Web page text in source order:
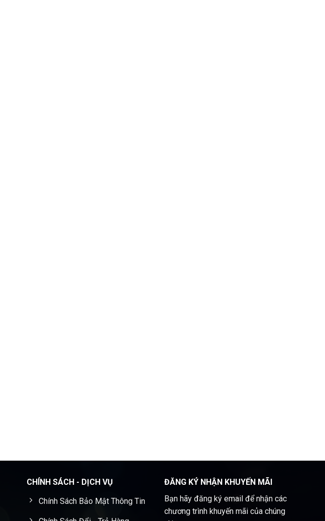
CHÍNH SÁCH - DỊCH VỤ
Chính Sách Bảo Mật Thông Tin
ĐĂNG KÝ NHẬN KHUYẾN MÃI
Bạn hãy đăng ký email để nhận các
chương trình khuyến mãi của chúng